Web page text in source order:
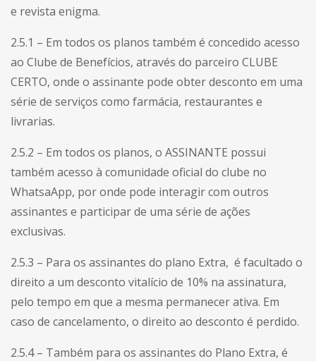
e revista enigma.
2.5.1 – Em todos os planos também é concedido acesso
ao Clube de Benefícios, através do parceiro CLUBE
CERTO, onde o assinante pode obter desconto em uma
série de serviços como farmácia, restaurantes e
livrarias.
2.5.2 – Em todos os planos, o ASSINANTE possui
também acesso à comunidade oficial do clube no
WhatsaApp, por onde pode interagir com outros
assinantes e participar de uma série de ações
exclusivas.
2.5.3 – Para os assinantes do plano Extra, é facultado o
direito a um desconto vitalício de 10% na assinatura,
pelo tempo em que a mesma permanecer ativa. Em
caso de cancelamento, o direito ao desconto é perdido.
2.5.4 – Também para os assinantes do Plano Extra, é